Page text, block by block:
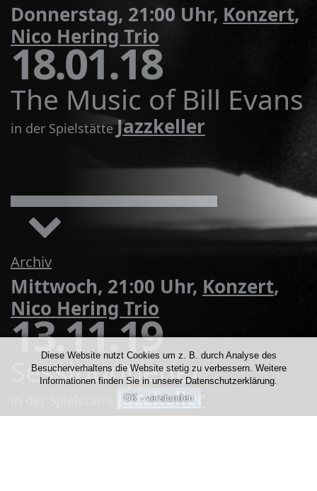
Donnerstag, 21:00 Uhr, Konzert,
Nico Hering Trio
18.01.18
The Music of Bill Evans
in der SpielstätteJazzkeller
Archiv
Mittwoch, 21:00 Uhr, Konzert,
Nico Hering Trio
13.11.19
Sessionopener
Jazzkeller
Diese Website nutzt Cookies um z. B. durch Analyse des
Besucherverhaltens die Website stetig zu verbessern. Weitere
Informationen finden Sie in unserer Datenschutzerklärung.